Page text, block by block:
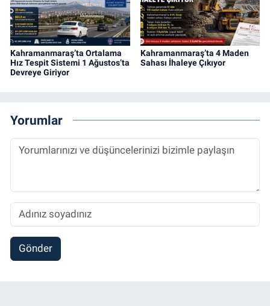
Kahramanmaraş’ta Ortalama
Hız Tespit Sistemi 1 Ağustos’ta
Devreye Giriyor
Kahramanmaraş’ta 4 Maden
Sahası İhaleye Çıkıyor
Yorumlar
Gönder